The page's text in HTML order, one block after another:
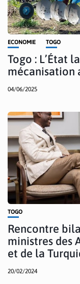
ECONOMIE TOGO
Togo : L’État
mécanisation
04/06/2025
TOGO
Rencontre
ministres des
et de la
20/02/2024